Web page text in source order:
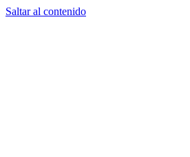
Saltar al contenido